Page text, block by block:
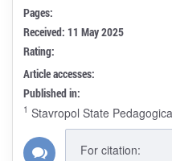
Pages:
Received: 11 May 2025
Rating:
Article accesses:
Published in:
1 Stavropol State
For citation: